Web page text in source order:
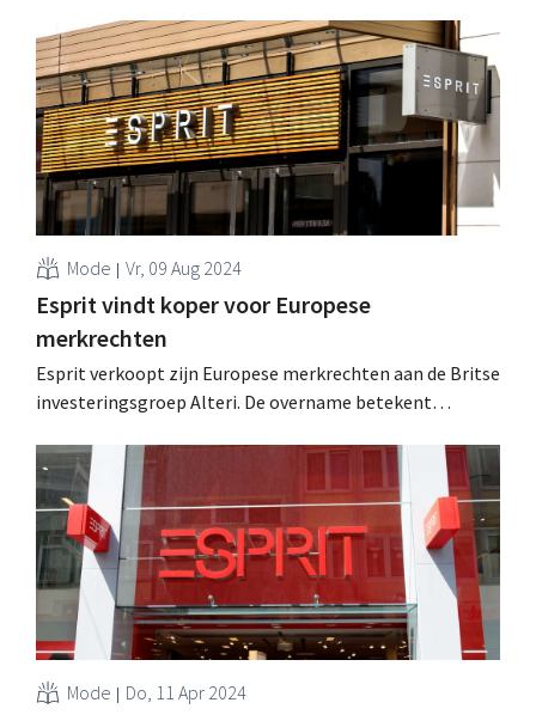
Esprit-schoenen te gaan verdelen. .
Mode Vr, 09 Aug 2024
Esprit vindt koper voor Europese
merkrechten
Esprit verkoopt zijn Europese merkrechten aan de Britse
investeringsgroep Alteri. De overname betekent
Europese winkelstraten. .
Mode Do, 11 Apr 2024